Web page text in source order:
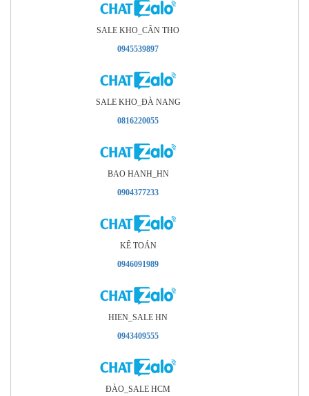
SALE KHO_CÂN THO
0945539897
SALE KHO_ÐÀ NANG
0816220055
BAO HANH_HN
0904377233
KÊ TOÁN
0946091989
HIEN_SALE HN
0943409555
ÐÀO_SALE HCM